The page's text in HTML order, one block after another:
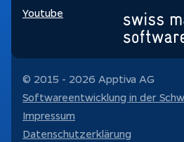
Youtube
© 2015 - 2026 Apptiva AG
Softwareentwicklung in der
Impressum
Datenschutzerklärung